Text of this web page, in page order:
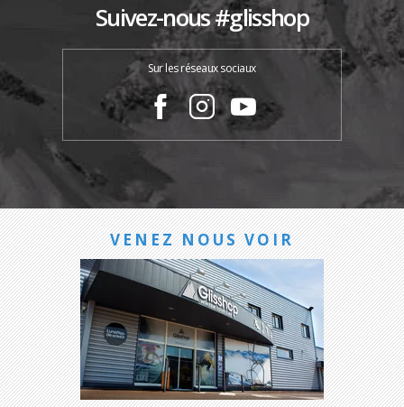
Suivez-nous #glisshop
Sur les réseaux sociaux
VENEZ NOUS VOIR